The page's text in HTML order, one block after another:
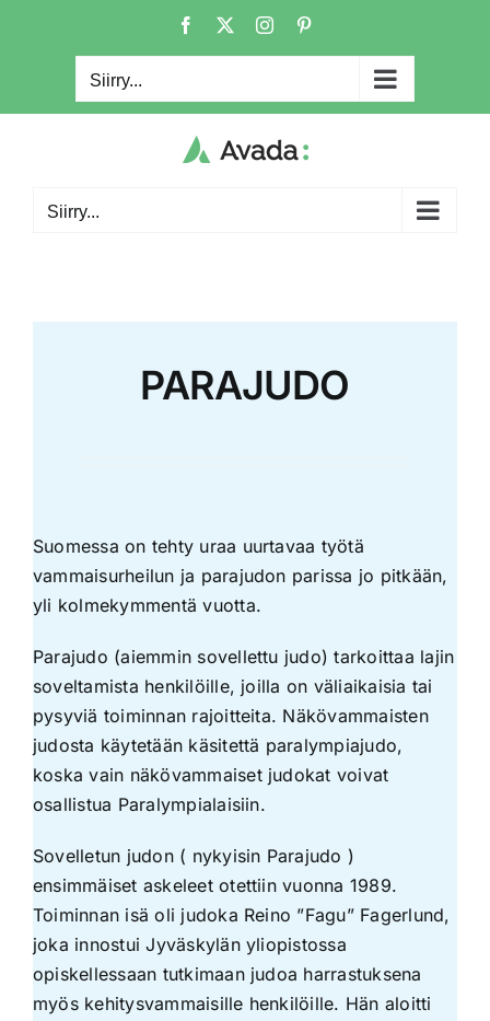
Facebook Instagram
Siirry...
Siirry...
PARAJUDO
Suomessa on tehty uraa uurtavaa työtä
vammaisurheilun ja parajudon parissa jo pitkään,
yli kolmekymmentä vuotta.
Parajudo (aiemmin sovellettu judo) tarkoittaa lajin
soveltamista henkilöille, joilla on väliaikaisia tai
pysyviä toiminnan rajoitteita. Näkövammaisten
judosta käytetään käsitettä paralympiajudo,
koska vain näkövammaiset judokat voivat
osallistua Paralympialaisiin.
Sovelletun judon ( nykyisin Parajudo )
ensimmäiset askeleet otettiin vuonna 1989.
Toiminnan isä oli judoka Reino ”Fagu” Fagerlund,
joka innostui Jyväskylän yliopistossa
opiskellessaan tutkimaan judoa harrastuksena
myös kehitysvammaisille henkilöille. Hän aloitti